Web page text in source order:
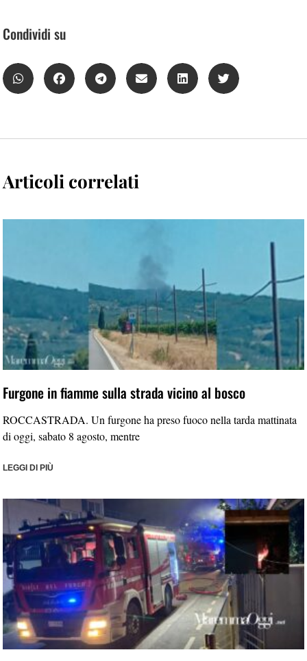
Condividi su
Articoli correlati
Furgone in fiamme sulla strada vicino al bosco
ROCCASTRADA. Un furgone ha preso fuoco nella tarda mattinata
di oggi, sabato 8 agosto, mentre
LEGGI DI PIÙ